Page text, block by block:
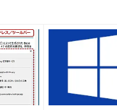
に「-F」を指定することで
ポートのみをスキャンするこ
」オプションを使用すること
を行うことも可能である。
方法を選択しよう